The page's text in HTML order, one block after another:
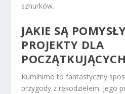
sznurków.
JAKIE SĄ
PROJEKTY DLA
Kumihimo to fantastyczny
przygody z rękodziełem. Jego